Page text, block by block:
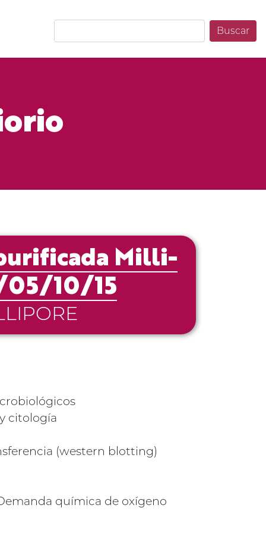
Buscar
Milli-
10/15
citología
(western blotting)
química de oxígeno